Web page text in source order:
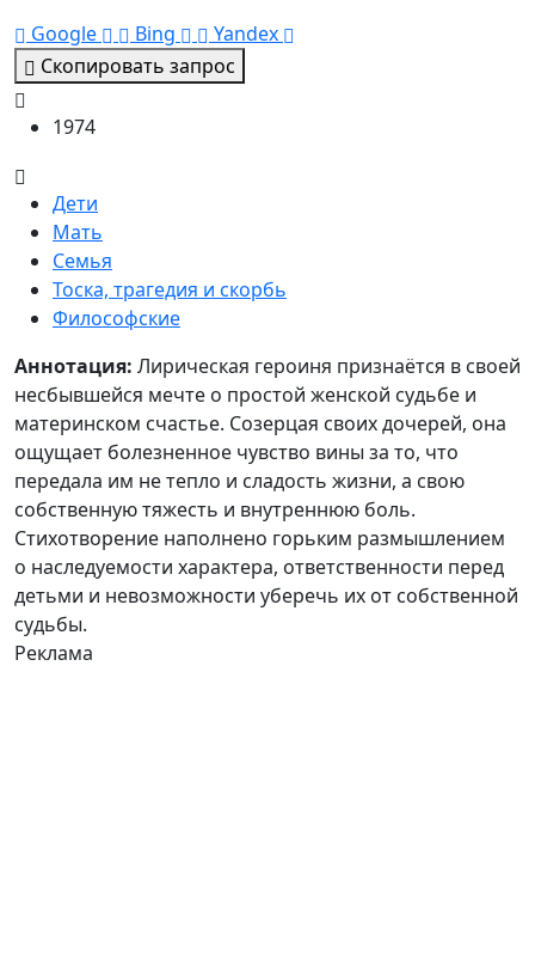
Google
Bing
Yandex
Скопировать запрос
1974
Дети
Мать
Семья
Тоска, трагедия и скорбь
Философские
Аннотация
Аннотация: Лирическая героиня признаётся в своей
несбывшейся мечте о простой женской судьбе и
материнском счастье. Созерцая своих дочерей, она
ощущает болезненное чувство вины за то, что
передала им не тепло и сладость жизни, а свою
собственную тяжесть и внутреннюю боль.
Стихотворение наполнено горьким размышлением
о наследуемости характера, ответственности перед
детьми и невозможности уберечь их от собственной
судьбы.
Реклама